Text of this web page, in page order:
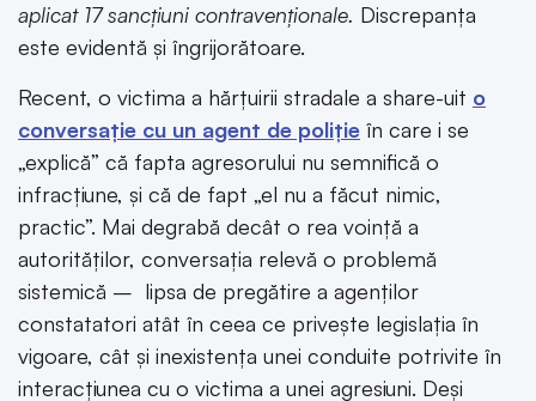
aplicat 17 sancțiuni contravenționale. Discrepanța
este evidentă și îngrijorătoare.
Recent, o victima a hărțuirii stradale a share-uit o
conversație cu un agent de poliție în care i se
„explică” că fapta agresorului nu semnifică o
infracțiune, și că de fapt „el nu a făcut nimic,
practic”. Mai degrabă decât o rea voință a
autorităților, conversația relevă o problemă
sistemică – lipsa de pregătire a agenților
constatatori atât în ceea ce privește legislația în
vigoare, cât și inexistența unei conduite potrivite în
interacțiunea cu o victima a unei agresiuni. Deși